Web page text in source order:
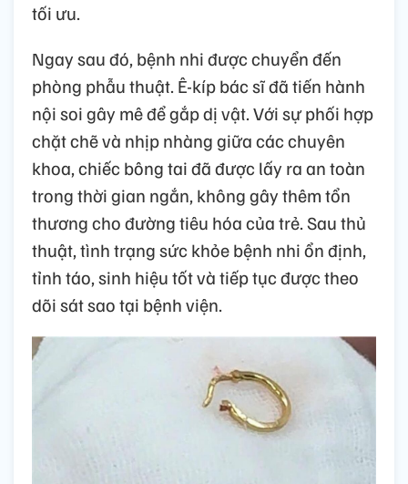
tối ưu.
Ngay sau đó, bệnh nhi được chuyển đến
phòng phẫu thuật. Ê-kíp bác sĩ đã tiến hành
nội soi gây mê để gắp dị vật. Với sự phối hợp
chặt chẽ và nhịp nhàng giữa các chuyên
khoa, chiếc bông tai đã được lấy ra an toàn
trong thời gian ngắn, không gây thêm tổn
thương cho đường tiêu hóa của trẻ. Sau thủ
thuật, tình trạng sức khỏe bệnh nhi ổn định,
tỉnh táo, sinh hiệu tốt và tiếp tục được theo
dõi sát sao tại bệnh viện.